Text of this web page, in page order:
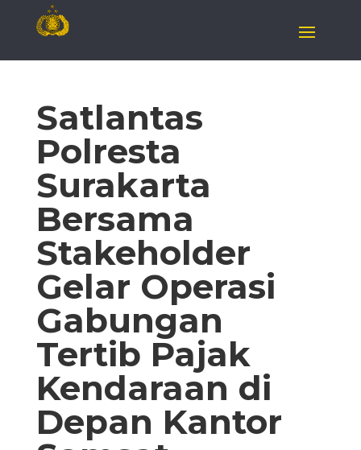
Satlantas
Polresta
Surakarta
Bersama
Stakeholder
Gelar Operasi
Gabungan
Tertib Pajak
Kendaraan di
Depan Kantor